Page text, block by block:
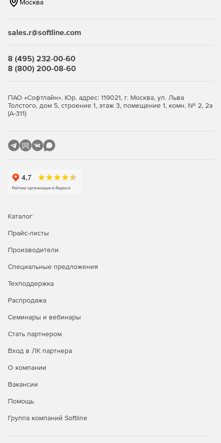
при экспорте.
Advanced TCP/IP Data Logger может работать как DDE
или OPC-сервер и предоставлять через эти
Журнал сообщенийПротоколирование всех
сообщений программы в специальном файле журнала.
для настройки программы.
Москва
sales.r@softline.com
8 (495) 232-00-60
8 (800) 200-08-60
ПАО «Софтлайн». Юр. адрес: 119021, г. Москва, ул. Льва
Толстого, дом 5, строение 1, этаж 3, помещение 1, комн. № 2, 2а
(А-311)
Каталог
Прайс-листы
Производители
Специальные предложения
Техподдержка
Распродажа
Семинары и вебинары
Стать партнером
Вход в ЛК партнера
О компании
Вакансии
Помощь
Группа компаний Softline